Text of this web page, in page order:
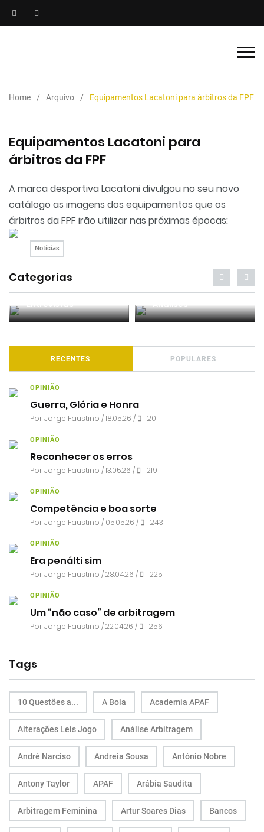
Home Arquivo Equipamentos Lacatoni para árbitros da FPF
Equipamentos Lacatoni para
árbitros da FPF
A marca desportiva Lacatoni divulgou no seu novo
catálogo as imagens dos equipamentos que os
árbitros da FPF irão utilizar nas próximas épocas:
Notícias
Categorias
Entrevistas Análises
RECENTES POPULARES
OPINIÃO
Guerra, Glória e Honra
PorJorge Faustino / 18.05.26 / 201
OPINIÃO
Reconhecer os erros
PorJorge Faustino / 13.05.26 / 219
OPINIÃO
Competência e boa sorte
PorJorge Faustino / 05.05.26 / 243
OPINIÃO
Era penálti sim
PorJorge Faustino / 28.04.26 / 225
OPINIÃO
Um “não caso” de arbitragem
PorJorge Faustino / 22.04.26 / 256
Tags
10 Questões a... A Bola Academia APAF
Alterações Leis Jogo Análise Arbitragem
André Narciso Andreia Sousa António Nobre
Antony Taylor APAF Arábia Saudita
Arbitragem Feminina Artur Soares Dias Bancos